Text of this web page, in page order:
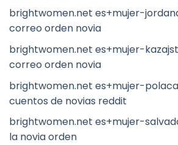
brightwomen.net es+mujer-
correo orden novia
brightwomen.net es+mujer-
correo orden novia
brightwomen.net es+mujer-
cuentos de novias reddit
brightwomen.net es+mujer-
la novia orden